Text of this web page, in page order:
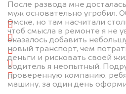
После развода мне
муж основательно угробил.
Омске, но там насчитали
чтоб смысла в ремонте я не
оказалось добавить
новый транспорт, чем
деньги и рисковать своей
водитель я неопытный.
проверенную компанию,
машину, за один день
1. Сфотографируйте машину:
спереди
сзади
слева
справа
салон